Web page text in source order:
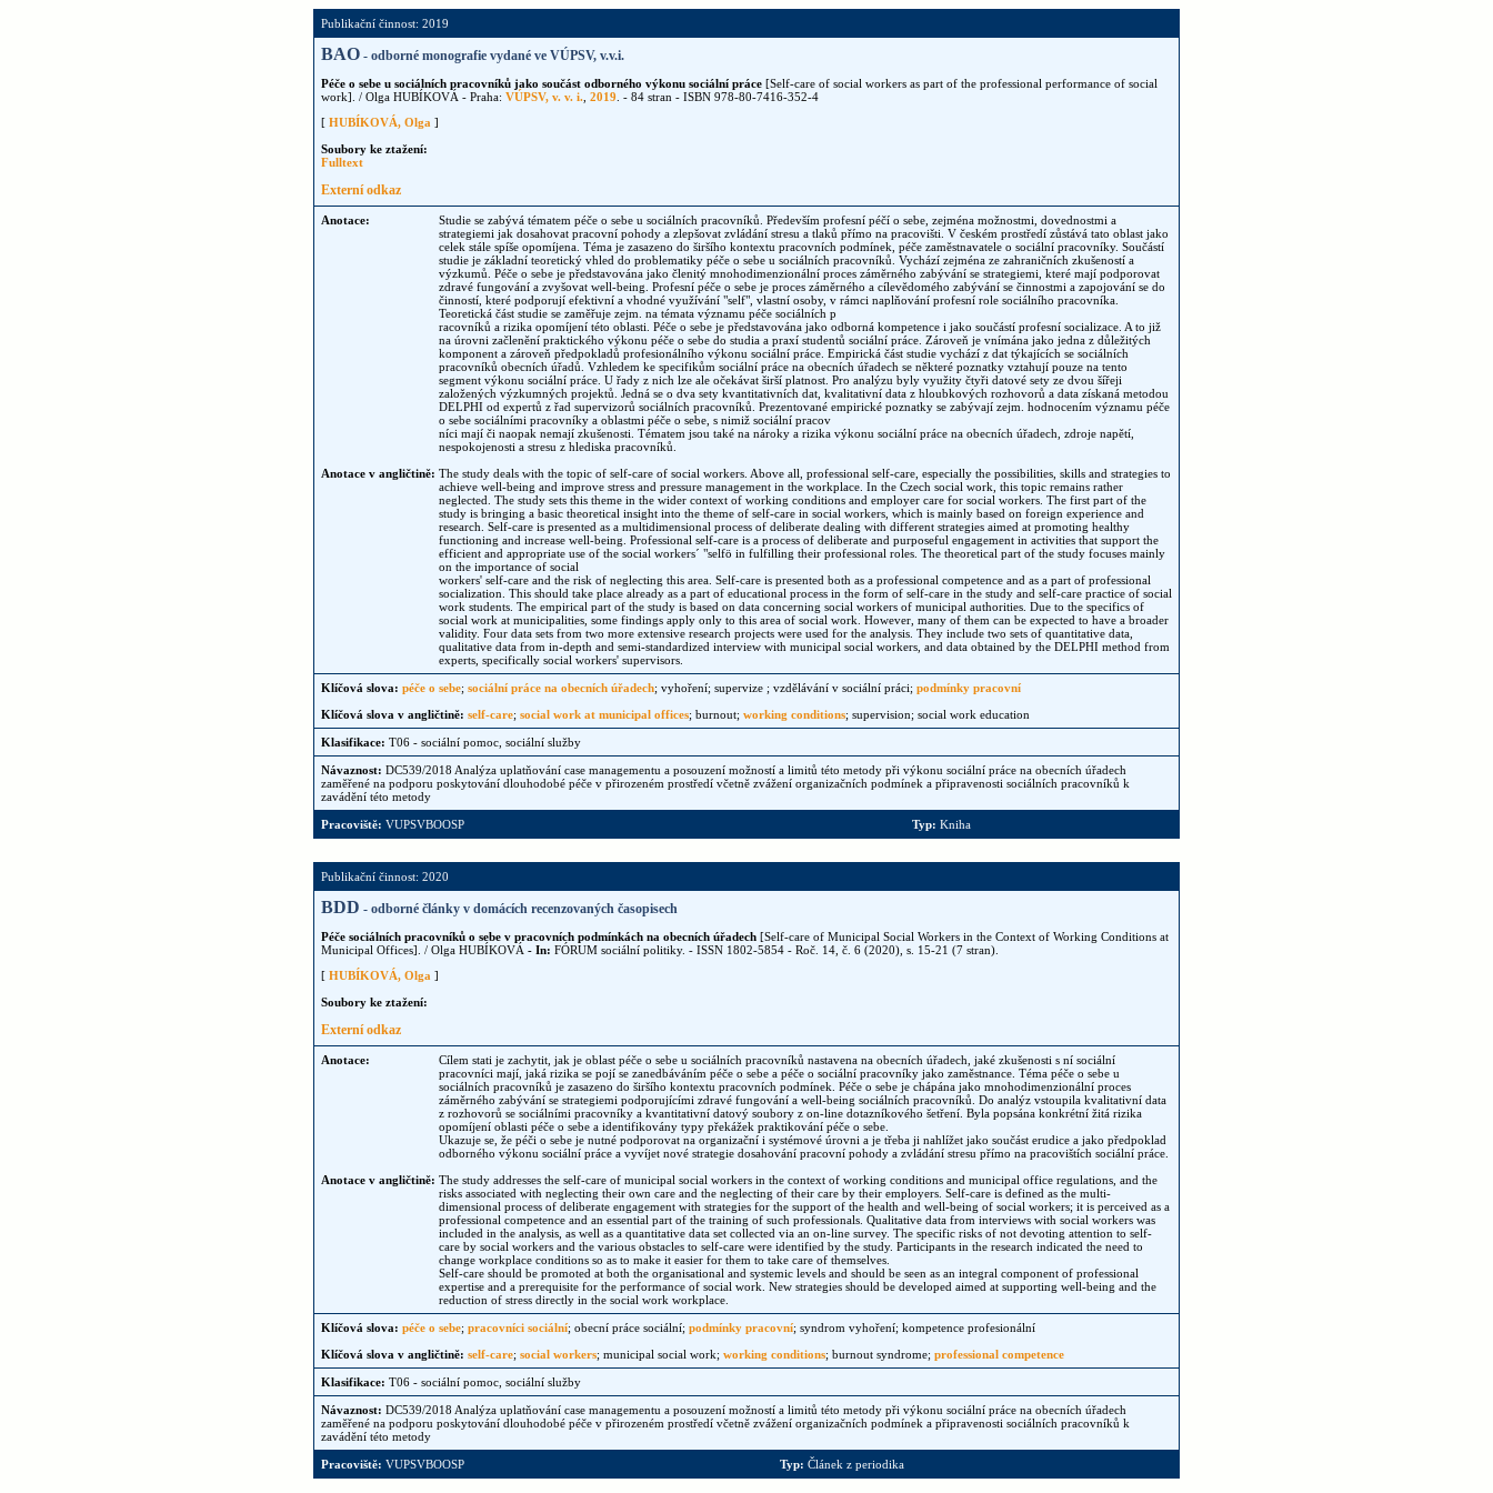
Publikační činnost: 2019
BAO - odborné monografie vydané ve VÚPSV, v.v.i.
Péče o sebe u sociálních pracovníků jako součást odborného výkonu sociální práce [Self-care of social workers as part of the professional performance of social
work]. / Olga HUBÍKOVÁ - Praha: VÚPSV, v. v. i. 2019 . - 84 stran - ISBN 978-80-7416-352-4
[ HUBÍKOVÁ, Olga ]
Soubory ke ztažení:
Fulltext
Externí odkaz
Anotace:
Studie se zabývá tématem péče o sebe u sociálních pracovníků. Především profesní péčí o sebe, zejména možnostmi, dovednostmi a
strategiemi jak dosahovat pracovní pohody a zlepšovat zvládání stresu a tlaků přímo na pracovišti. V českém prostředí zůstává tato oblast jako
celek stále spíše opomíjena. Téma je zasazeno do širšího kontextu pracovních podmínek, péče zaměstnavatele o sociální pracovníky. Součástí
studie je základní teoretický vhled do problematiky péče o sebe u sociálních pracovníků. Vychází zejména ze zahraničních zkušeností a
výzkumů. Péče o sebe je představována jako členitý mnohodimenzionální proces záměrného zabývání se strategiemi, které mají podporovat
zdravé fungování a zvyšovat well-being. Profesní péče o sebe je proces záměrného a cílevědomého zabývání se činnostmi a zapojování se do
činností, které podporují efektivní a vhodné využívání "self", vlastní osoby, v rámci naplňování profesní role sociálního pracovníka.
Teoretická část studie se zaměřuje zejm. na témata významu péče sociálních p
racovníků a rizika opomíjení této oblasti. Péče o sebe je představována jako odborná kompetence i jako součástí profesní socializace. A to již
na úrovni začlenění praktického výkonu péče o sebe do studia a praxí studentů sociální práce. Zároveň je vnímána jako jedna z důležitých
komponent a zároveň předpokladů profesionálního výkonu sociální práce. Empirická část studie vychází z dat týkajících se sociálních
pracovníků obecních úřadů. Vzhledem ke specifikům sociální práce na obecních úřadech se některé poznatky vztahují pouze na tento
segment výkonu sociální práce. U řady z nich lze ale očekávat širší platnost. Pro analýzu byly využity čtyři datové sety ze dvou šířeji
založených výzkumných projektů. Jedná se o dva sety kvantitativních dat, kvalitativní data z hloubkových rozhovorů a data získaná metodou
DELPHI od expertů z řad supervizorů sociálních pracovníků. Prezentované empirické poznatky se zabývají zejm. hodnocením významu péče
o sebe sociálními pracovníky a oblastmi péče o sebe, s nimiž sociální pracov
níci mají či naopak nemají zkušenosti. Tématem jsou také na nároky a rizika výkonu sociální práce na obecních úřadech, zdroje napětí,
nespokojenosti a stresu z hlediska pracovníků.
Anotace v angličtině: The study deals with the topic of self-care of social workers. Above all, professional self-care, especially the possibilities, skills and strategies to
achieve well-being and improve stress and pressure management in the workplace. In the Czech social work, this topic remains rather
neglected. The study sets this theme in the wider context of working conditions and employer care for social workers. The first part of the
study is bringing a basic theoretical insight into the theme of self-care in social workers, which is mainly based on foreign experience and
research. Self-care is presented as a multidimensional process of deliberate dealing with different strategies aimed at promoting healthy
functioning and increase well-being. Professional self-care is a process of deliberate and purposeful engagement in activities that support the
efficient and appropriate use of the social workers´ "selfö in fulfilling their professional roles. The theoretical part of the study focuses mainly
on the importance of social
workers' self-care and the risk of neglecting this area. Self-care is presented both as a professional competence and as a part of professional
socialization. This should take place already as a part of educational process in the form of self-care in the study and self-care practice of social
work students. The empirical part of the study is based on data concerning social workers of municipal authorities. Due to the specifics of
social work at municipalities, some findings apply only to this area of social work. However, many of them can be expected to have a broader
validity. Four data sets from two more extensive research projects were used for the analysis. They include two sets of quantitative data,
qualitative data from in-depth and semi-standardized interview with municipal social workers, and data obtained by the DELPHI method from
experts, specifically social workers' supervisors.
Klíčová slova: péče o sebe; sociální práce na obecních úřadech; vyhoření; supervize ; vzdělávání v sociální práci; podmínky pracovní
Klíčová slova v angličtině: self-care; social work at municipal offices; burnout; working conditions; supervision; social work education
Klasifikace: T06 - sociální pomoc, sociální služby
Návaznost: DC539/2018 Analýza uplatňování case managementu a posouzení možností a limitů této metody při výkonu sociální práce na obecních úřadech
zaměřené na podporu poskytování dlouhodobé péče v přirozeném prostředí včetně zvážení organizačních podmínek a připravenosti sociálních pracovníků k
zavádění této metody
Pracoviště: VUPSVBOOSP Typ: Kniha
Publikační činnost: 2020
BDD - odborné články v domácích recenzovaných časopisech
Péče sociálních pracovníků o sebe v pracovních podmínkách na obecních úřadech [Self-care of Municipal Social Workers in the Context of Working Conditions at
Municipal Offices]. / Olga HUBÍKOVÁ - In: FÓRUM sociální politiky. - ISSN 1802-5854 - Roč. 14, č. 6 (2020), s. 15-21 (7 stran).
[ HUBÍKOVÁ, Olga ]
Soubory ke ztažení:
Externí odkaz
Anotace:
Cílem stati je zachytit, jak je oblast péče o sebe u sociálních pracovníků nastavena na obecních úřadech, jaké zkušenosti s ní sociální
pracovníci mají, jaká rizika se pojí se zanedbáváním péče o sebe a péče o sociální pracovníky jako zaměstnance. Téma péče o sebe u
sociálních pracovníků je zasazeno do širšího kontextu pracovních podmínek. Péče o sebe je chápána jako mnohodimenzionální proces
záměrného zabývání se strategiemi podporujícími zdravé fungování a well-being sociálních pracovníků. Do analýz vstoupila kvalitativní data
z rozhovorů se sociálními pracovníky a kvantitativní datový soubory z on-line dotazníkového šetření. Byla popsána konkrétní žitá rizika
opomíjení oblasti péče o sebe a identifikovány typy překážek praktikování péče o sebe.
Ukazuje se, že péči o sebe je nutné podporovat na organizační i systémové úrovni a je třeba ji nahlížet jako součást erudice a jako předpoklad
odborného výkonu sociální práce a vyvíjet nové strategie dosahování pracovní pohody a zvládání stresu přímo na pracovištích sociální práce.
Anotace v angličtině: The study addresses the self-care of municipal social workers in the context of working conditions and municipal office regulations, and the
risks associated with neglecting their own care and the neglecting of their care by their employers. Self-care is defined as the multi-
dimensional process of deliberate engagement with strategies for the support of the health and well-being of social workers; it is perceived as a
professional competence and an essential part of the training of such professionals. Qualitative data from interviews with social workers was
included in the analysis, as well as a quantitative data set collected via an on-line survey. The specific risks of not devoting attention to self-
care by social workers and the various obstacles to self-care were identified by the study. Participants in the research indicated the need to
change workplace conditions so as to make it easier for them to take care of themselves.
Self-care should be promoted at both the organisational and systemic levels and should be seen as an integral component of professional
expertise and a prerequisite for the performance of social work. New strategies should be developed aimed at supporting well-being and the
reduction of stress directly in the social work workplace.
Klíčová slova: péče o sebe; pracovníci sociální; obecní práce sociální; podmínky pracovní; syndrom vyhoření; kompetence profesionální
Klíčová slova v angličtině: self-care; social workers; municipal social work; working conditions; burnout syndrome; professional competence
Klasifikace: T06 - sociální pomoc, sociální služby
Návaznost: DC539/2018 Analýza uplatňování case managementu a posouzení možností a limitů této metody při výkonu sociální práce na obecních úřadech
zaměřené na podporu poskytování dlouhodobé péče v přirozeném prostředí včetně zvážení organizačních podmínek a připravenosti sociálních pracovníků k
zavádění této metody
Pracoviště: VUPSVBOOSP Typ: Článek z periodika